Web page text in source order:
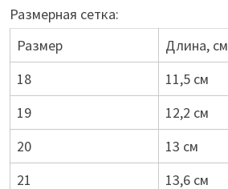
Размерная сетка:
Размер
Длина, см
18
11,5 см
19
12,2 см
20
13 см
21
13,6 см